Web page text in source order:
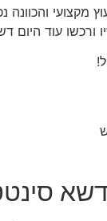
מקצועי והכוונה
עוד היום